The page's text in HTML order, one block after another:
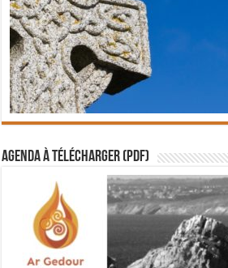
Agenda à télécharger (PDF)